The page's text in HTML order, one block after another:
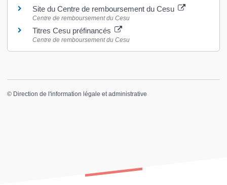
Site du Centre de remboursement du Cesu
Centre de remboursement du Cesu
Titres Cesu préfinancés
Centre de remboursement du Cesu
© Direction de l'information légale et administrative